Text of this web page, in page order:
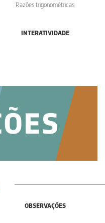
Razões trigonométricas
INTERATIVIDADE
OBSERVAÇÕES